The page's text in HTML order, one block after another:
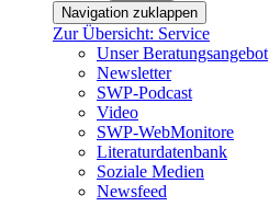
Navigation zuklappen
Zur Übersicht: Service
Unser Beratungsangebot
Newsletter
SWP-Podcast
Video
SWP-WebMonitore
Literaturdatenbank
Soziale Medien
Newsfeed